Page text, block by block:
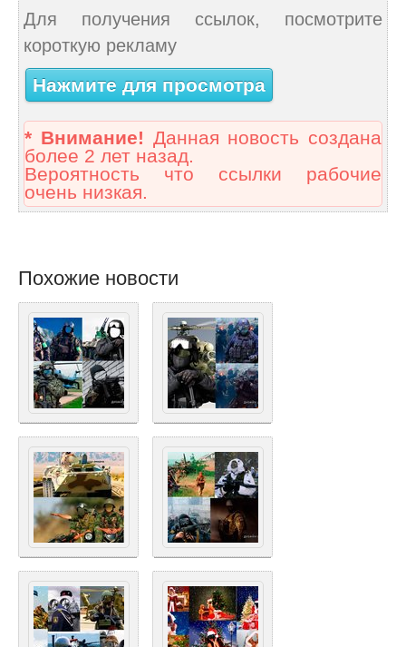
Для получения ссылок, посмотрите
короткую рекламу
Нажмите для просмотра
* Внимание! Данная новость создана
более 2 лет назад.
Вероятность что ссылки рабочие
очень низкая.
Похожие новости